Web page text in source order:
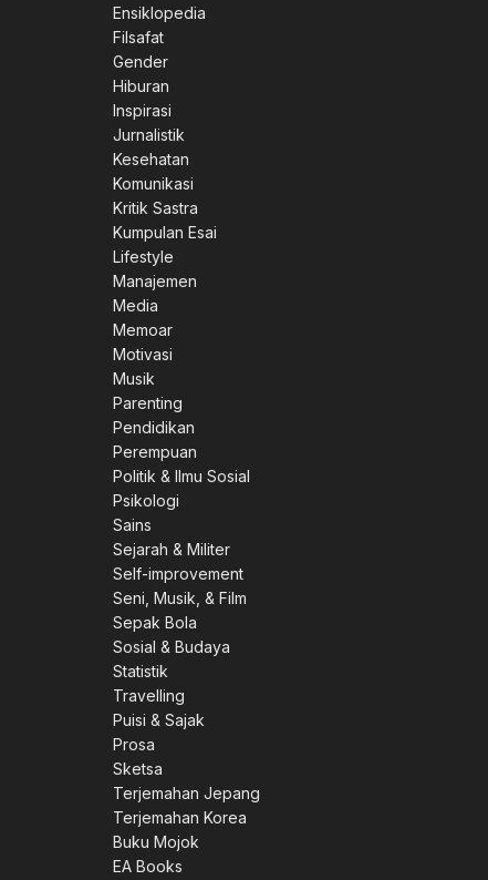
Ensiklopedia
Filsafat
Gender
Hiburan
Inspirasi
Jurnalistik
Kesehatan
Komunikasi
Kritik Sastra
Kumpulan Esai
Lifestyle
Manajemen
Media
Memoar
Motivasi
Musik
Parenting
Pendidikan
Perempuan
Politik & Ilmu Sosial
Psikologi
Sains
Sejarah & Militer
Self-improvement
Seni, Musik, & Film
Sepak Bola
Sosial & Budaya
Statistik
Travelling
Puisi & Sajak
Prosa
Sketsa
Terjemahan Jepang
Terjemahan Korea
Buku Mojok
EA Books